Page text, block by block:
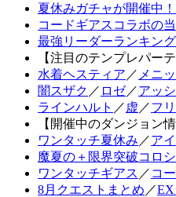
夏休みガチャが開催中
コードギアスコラボの
最強リーダーランキン
【注目のテンプレパーテ
水着ヘスティア ／ メニ
闇スザク ／ ロゼ／アッシ
ラインハルト ／ 虚 ／フ
【開催中のダンジョン情
ワンタッチ夏休み ／ア
魔夏の＋限界突破コロ
ワンタッチギアス ／ コ
8月クエストまとめ ／EX